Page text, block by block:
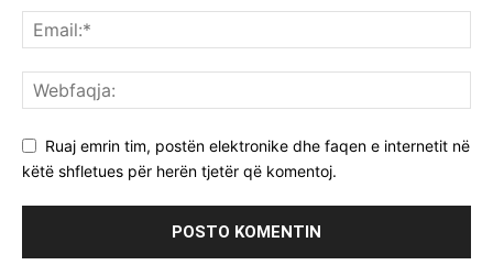
Ruaj emrin tim, postën elektronike dhe faqen e internetit në
këtë shfletues për herën tjetër që komentoj.